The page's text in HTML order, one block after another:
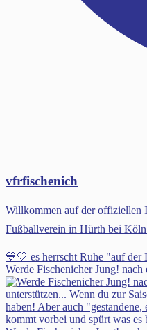
vfrfischenich
Willkommen auf der offiziellen
Fußballverein in Hürth bei
💙🤍 es herrscht Ruhe "auf der
Werde Fischenicher Jung! nach